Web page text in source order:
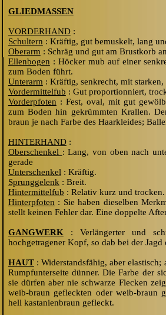
GLIEDMASSEN
VORDERHAND:
Schultern : Kräftig, gut bemuskelt, lang
Oberarm : Schräg und gut am Brustkorb
Ellenbogen : Höcker mub auf einer
zum Boden führt.
Unterarm : Kräftig, senkrecht, mit starken,
Vordermittelfub : Gut proportionniert,
Vorderpfoten : Fest, oval, mit gut
zum Boden hin gekrümmten Krallen.
braun je nach Farbe des Haarkleides;
HINTERHAND:
Oberschenkel : Lang, von oben nach
gerade
Unterschenkel : Kräftig.
Sprunggelenk : Breit.
Hintermittelfub : Relativ kurz und trocken.
Hinterpfoten : Sie haben dieselben
stellt keinen Fehler dar. Eine doppelte
GANGWERK : Verlängerter und
hochgetragener Kopf, so dab bei der Jagd
HAUT: Widerstandsfähig, aber
Rumpfunterseite dünner. Die Farbe der
sie dürfen aber nie schwarze Flecken
weib-braun gefleckten oder weib-braun
hell kastanienbraun gefleckt.